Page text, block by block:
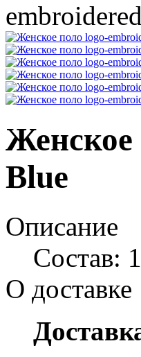
Женское
Blue
Описание
Состав:
О доставке